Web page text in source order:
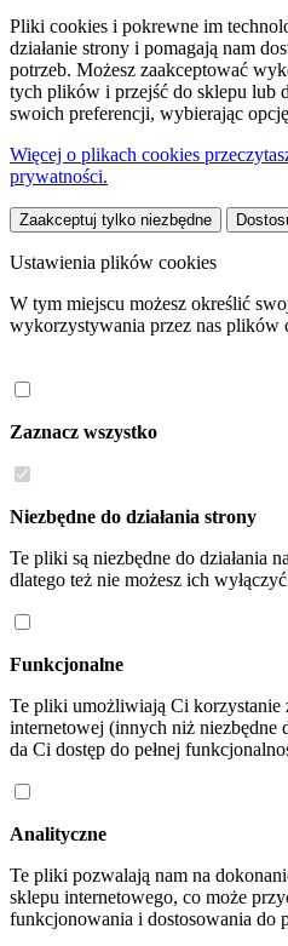
Pliki cookies i pokrewne im
działanie strony i pomagają nam
potrzeb. Możesz zaakceptować
tych plików i przejść do sklepu lub
swoich preferencji, wybierając
Więcej o plikach cookies
prywatności.
Zaakceptuj tylko niezbędne
Ustawienia plików cookies
W tym miejscu możesz określić
wykorzystywania przez nas plików
Zaznacz wszystko
Niezbędne do działania strony
Te pliki są niezbędne do działania
dlatego też nie możesz ich
Funkcjonalne
Te pliki umożliwiają Ci korzystanie
internetowej (innych niż niezbędne
da Ci dostęp do pełnej
Analityczne
Te pliki pozwalają nam na
sklepu internetowego, co może
funkcjonowania i dostosowania do